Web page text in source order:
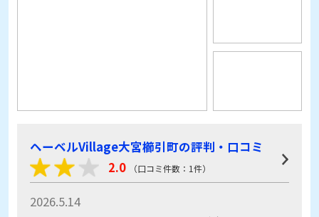
ヘーベルVillage大宮櫛引町の評判・口コミ
2026.5.14
定期的に相談員と面接できるのが良い